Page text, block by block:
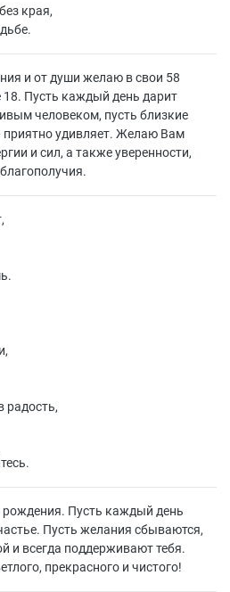
края,
и от души желаю в свои 58
Пусть каждый день дарит
человеком, пусть близкие
приятно удивляет. Желаю Вам
и сил, а также уверенности,
радость,
Пусть каждый день
Пусть желания сбываются,
и всегда поддерживают тебя.
прекрасного и чистого!